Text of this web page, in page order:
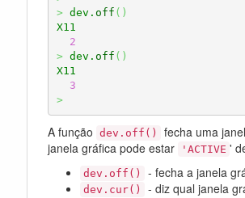
> dev. off ( )
X11
2
> dev. off ( )
X11
3
>
A função dev.off()
fecha uma
janela gráfica pode estar
'ACTIVE '
dev.off() - fecha a janela
dev.cur() - diz qual janela